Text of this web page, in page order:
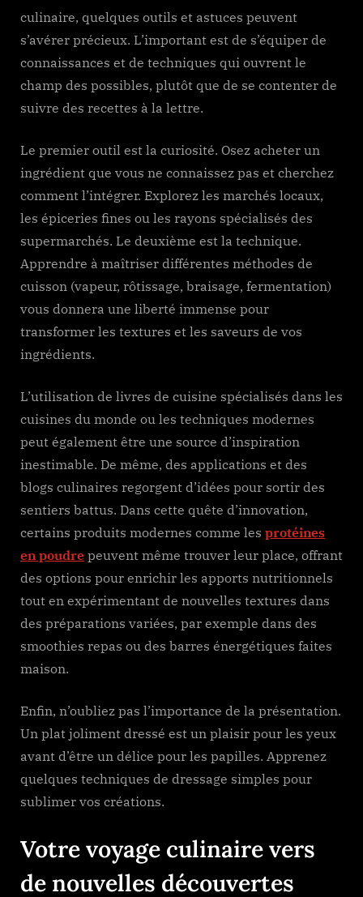
culinaire, quelques outils et astuces peuvent
s’avérer précieux. L’important est de s’équiper de
connaissances et de techniques qui ouvrent le
champ des possibles, plutôt que de se contenter de
suivre des recettes à la lettre.
Le premier outil est la curiosité. Osez acheter un
ingrédient que vous ne connaissez pas et cherchez
comment l’intégrer. Explorez les marchés locaux,
les épiceries fines ou les rayons spécialisés des
supermarchés. Le deuxième est la technique.
Apprendre à maîtriser différentes méthodes de
cuisson (vapeur, rôtissage, braisage, fermentation)
vous donnera une liberté immense pour
transformer les textures et les saveurs de vos
ingrédients.
L’utilisation de livres de cuisine spécialisés dans les
cuisines du monde ou les techniques modernes
peut également être une source d’inspiration
inestimable. De même, des applications et des
blogs culinaires regorgent d’idées pour sortir des
sentiers battus. Dans cette quête d’innovation,
certains produits modernes comme les protéines
en poudre peuvent même trouver leur place, offrant
des options pour enrichir les apports nutritionnels
tout en expérimentant de nouvelles textures dans
des préparations variées, par exemple dans des
smoothies repas ou des barres énergétiques faites
maison.
Enfin, n’oubliez pas l’importance de la présentation.
Un plat joliment dressé est un plaisir pour les yeux
avant d’être un délice pour les papilles. Apprenez
quelques techniques de dressage simples pour
sublimer vos créations.
Votre voyage culinaire vers
de nouvelles découvertes